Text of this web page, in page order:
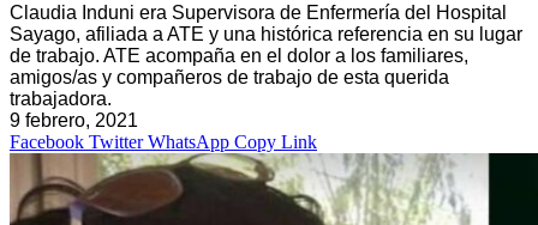
Claudia Induni era Supervisora de Enfermería del Hospital
Sayago, afiliada a ATE y una histórica referencia en su lugar
de trabajo. ATE acompaña en el dolor a los familiares,
amigos/as y compañeros de trabajo de esta querida
trabajadora.
9 febrero, 2021
Facebook Twitter WhatsApp Copy Link